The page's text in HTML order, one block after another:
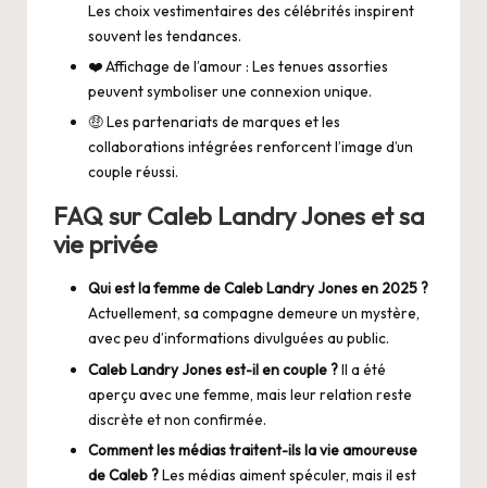
Les choix vestimentaires des célébrités inspirent
souvent les tendances.
❤️ Affichage de l’amour : Les tenues assorties
peuvent symboliser une connexion unique.
🤑 Les partenariats de marques et les
collaborations intégrées renforcent l’image d’un
couple réussi.
FAQ sur Caleb Landry Jones et sa
vie privée
Qui est la femme de Caleb Landry Jones en 2025 ?
Actuellement, sa compagne demeure un mystère,
avec peu d’informations divulguées au public.
Caleb Landry Jones est-il en couple ?Il a été
aperçu avec une femme, mais leur relation reste
discrète et non confirmée.
Comment les médias traitent-ils la vie amoureuse
de Caleb ?Les médias aiment spéculer, mais il est